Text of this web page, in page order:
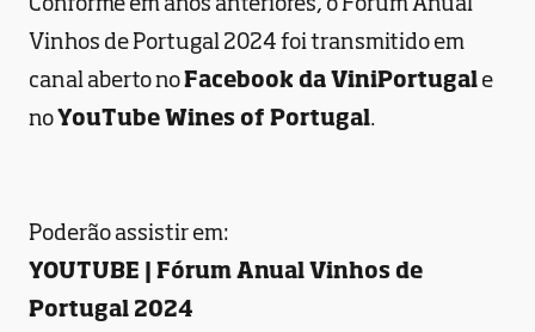
Vinhos de Portugal 2024 foi transmitido em
canal aberto noFacebook da ViniPortugale
noYouTube Wines of Portugal.
Poderão assistir em:
YOUTUBE | Fórum Anual Vinhos de
Portugal 2024